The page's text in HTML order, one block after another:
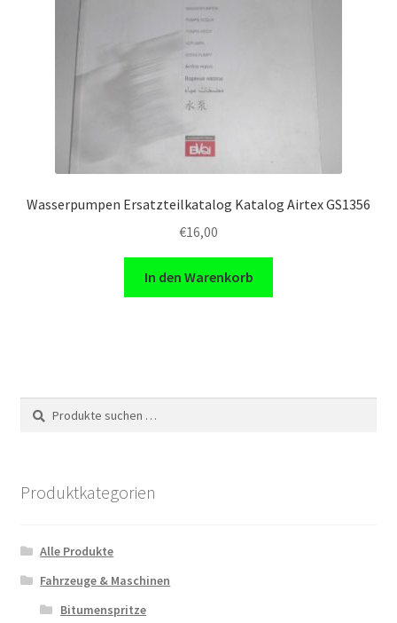
Wasserpumpen Ersatzteilkatalog Katalog Airtex GS1356
€16,00
In den Warenkorb
Suchen
nach:
Suchen
Produktkategorien
Alle Produkte
Fahrzeuge & Maschinen
Bitumenspritze